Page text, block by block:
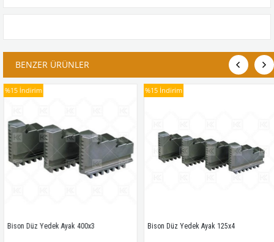
BENZER ÜRÜNLER
Bison Düz Yedek Ayak 400x3
%15 İndirim
Bison Düz Yedek Ayak 125x4
%15 İndirim